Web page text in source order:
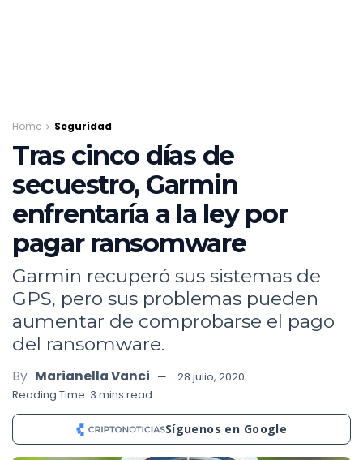
Home Seguridad
Tras cinco días de
secuestro, Garmin
enfrentaría a la ley por
pagar ransomware
Garmin recuperó sus sistemas de
GPS, pero sus problemas pueden
aumentar de comprobarse el pago
del ransomware.
By Marianella Vanci
28 julio, 2020
Reading Time: 3 mins read
Síguenos en Google